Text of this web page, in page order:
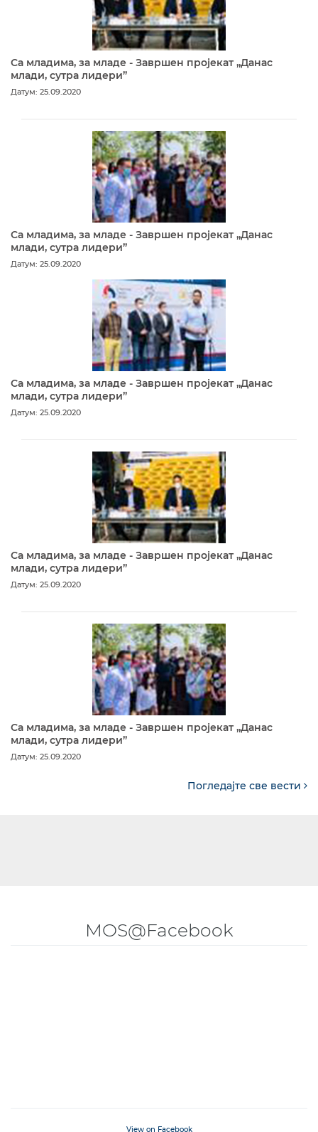
Са младима, за младе - Завршен пројекат „Данас
млади, сутра лидери”
Датум: 25.09.2020
Са младима, за младе - Завршен пројекат „Данас
млади, сутра лидери”
Датум: 25.09.2020
Са младима, за младе - Завршен пројекат „Данас
млади, сутра лидери”
Датум: 25.09.2020
Са младима, за младе - Завршен пројекат „Данас
млади, сутра лидери”
Датум: 25.09.2020
Са младима, за младе - Завршен пројекат „Данас
млади, сутра лидери”
Датум: 25.09.2020
Погледајте све вести
MOS@Facebook
View on Facebook